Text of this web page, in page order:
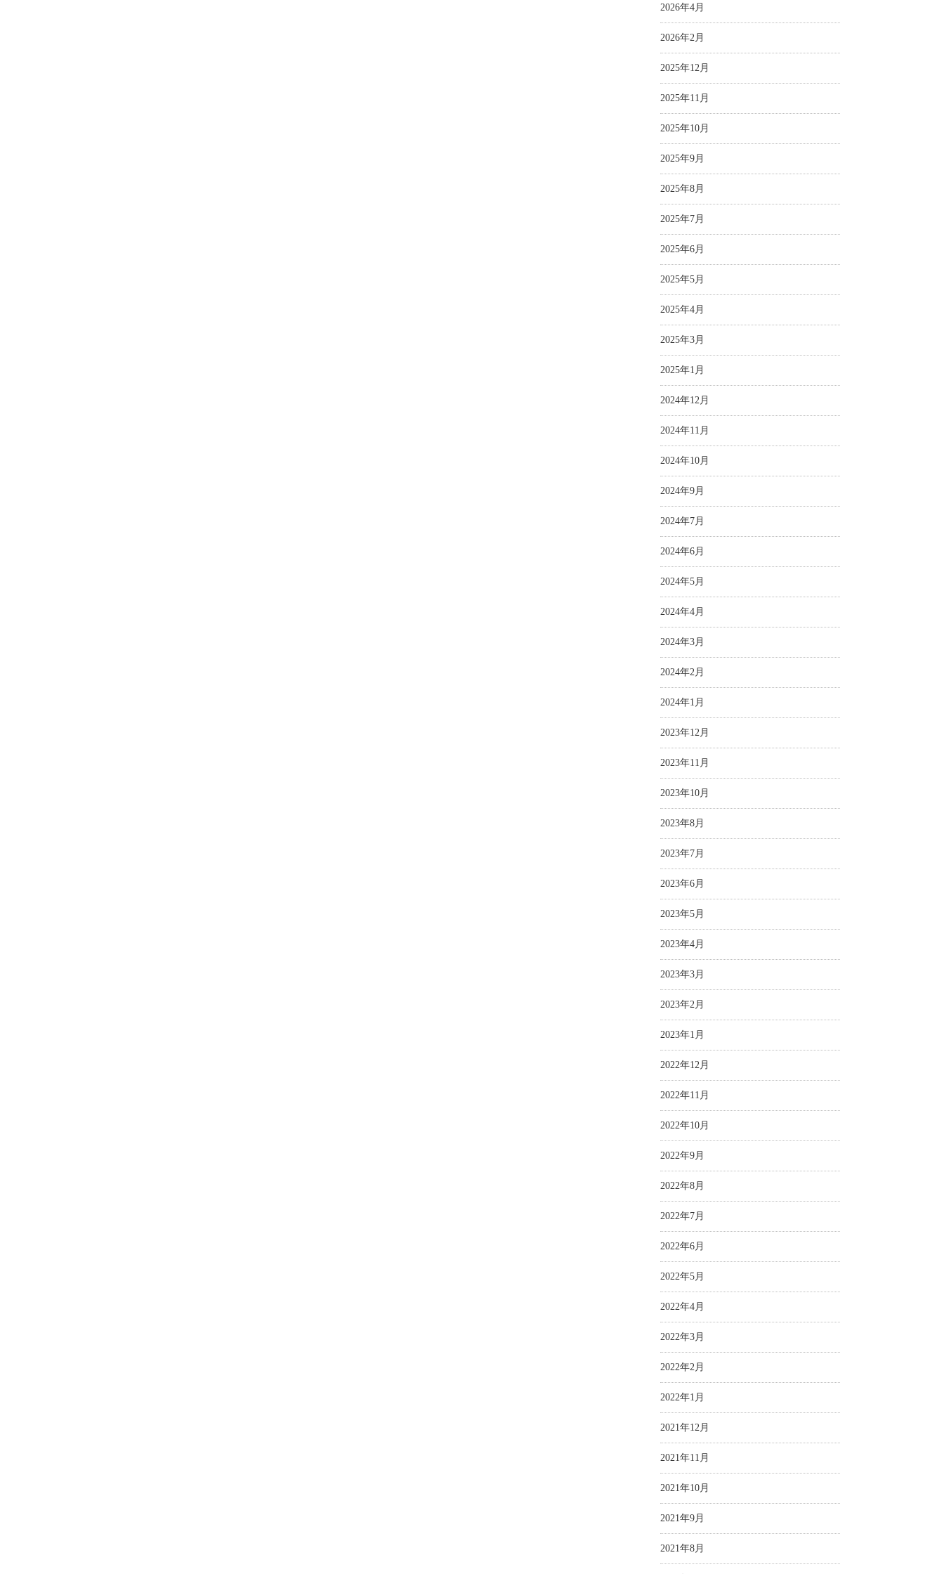
2026年4月
2026年2月
2025年12月
2025年11月
2025年10月
2025年9月
2025年8月
2025年7月
2025年6月
2025年5月
2025年4月
2025年3月
2025年1月
2024年12月
2024年11月
2024年10月
2024年9月
2024年7月
2024年6月
2024年5月
2024年4月
2024年3月
2024年2月
2024年1月
2023年12月
2023年11月
2023年10月
2023年8月
2023年7月
2023年6月
2023年5月
2023年4月
2023年3月
2023年2月
2023年1月
2022年12月
2022年11月
2022年10月
2022年9月
2022年8月
2022年7月
2022年6月
2022年5月
2022年4月
2022年3月
2022年2月
2022年1月
2021年12月
2021年11月
2021年10月
2021年9月
2021年8月